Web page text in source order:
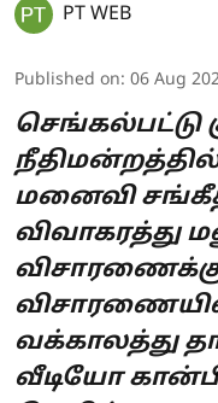
PT WEB
Published on: 06 Aug
செங்கல்பட்டு
மனைவி
விவாகரத்து
விசாரணைக்கு
வக்காலத்து
வீடியோ